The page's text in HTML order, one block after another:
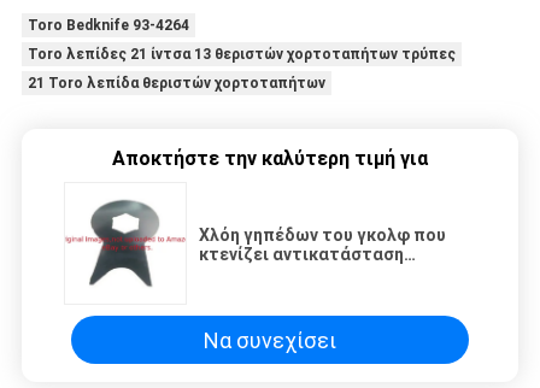
Toro Bedknife 93-4264
Toro λεπίδες 21 ίντσα 13 θεριστών χορτοταπήτων τρύπες
21 Toro λεπίδα θεριστών χορτοταπήτων
Αποκτήστε την καλύτερη τιμή για
Χλόη γηπέδων του γκολφ που
κτενίζει αντικατάσταση
μαύρη
Να συνεχίσει